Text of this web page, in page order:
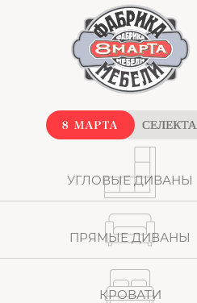
УГЛОВЫЕ ДИВАНЫ
ПРЯМЫЕ ДИВАНЫ
КРОВАТИ